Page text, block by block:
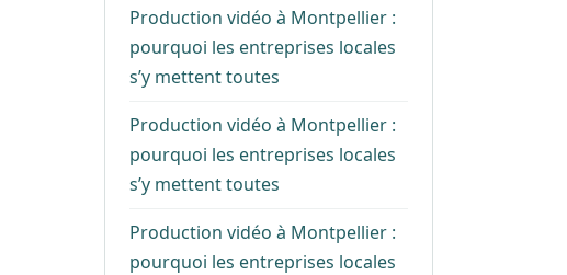
Production vidéo à Montpellier :
pourquoi les entreprises locales
s’y mettent toutes
Production vidéo à Montpellier :
pourquoi les entreprises locales
s’y mettent toutes
Production vidéo à Montpellier :
pourquoi les entreprises locales